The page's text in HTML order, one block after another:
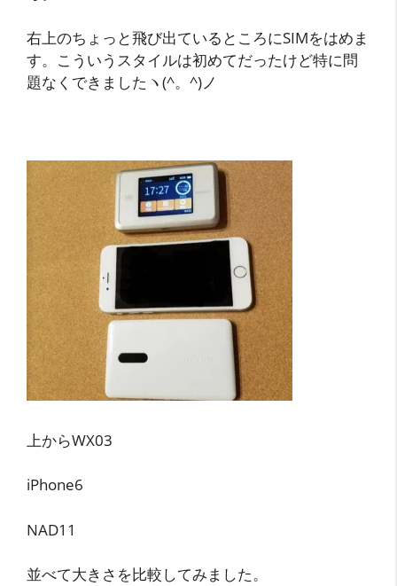
右上のちょっと飛び出ているところにSIMをはめま
す。こういうスタイルは初めてだったけど特に問
題なくできましたヽ(^。^)ノ
上からWX03
iPhone6
NAD11
並べて大きさを比較してみました。